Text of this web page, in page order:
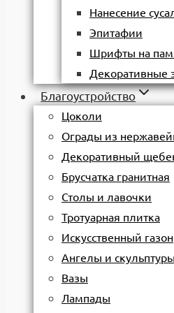
Нанесение
Эпитафии
Шрифты на
Декоративные
Благоустройство
Цоколи
Ограды из
Декоративный
Брусчатка гранитная
Столы и лавочки
Тротуарная плитка
Искусственный газон
Ангелы и скульптуры
Вазы
Лампады